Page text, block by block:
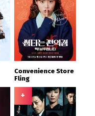
Convenience Store
Fling
+